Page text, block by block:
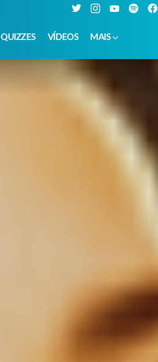
TwitterInstagramYouTubeSpotify
QUIZZES VÍDEOS MAIS